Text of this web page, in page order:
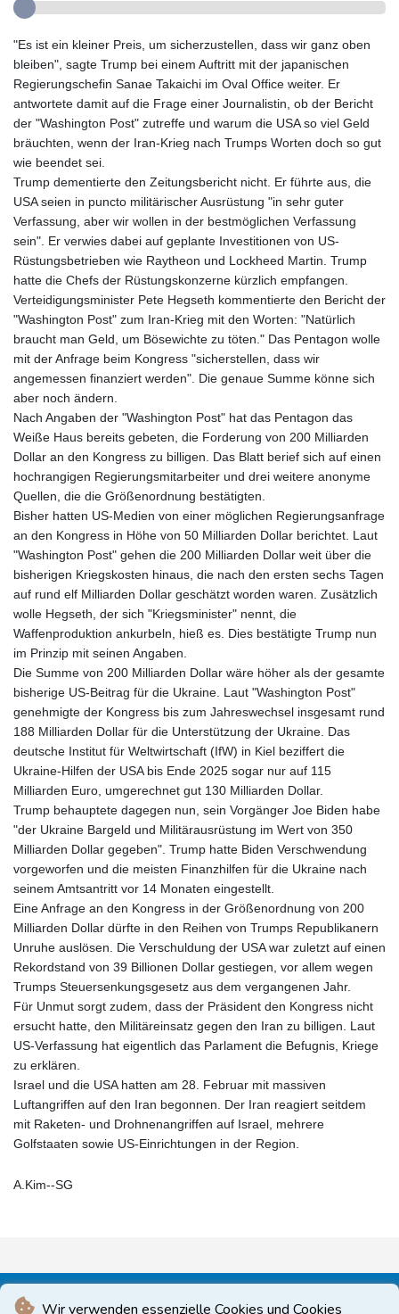
Wir verwenden essenzielle Cookies und Cookies
"Es ist ein kleiner Preis, um sicherzustellen, dass wir ganz oben
bleiben", sagte Trump bei einem Auftritt mit der japanischen
Regierungschefin Sanae Takaichi im Oval Office weiter. Er
antwortete damit auf die Frage einer Journalistin, ob der Bericht
der "Washington Post" zutreffe und warum die USA so viel Geld
bräuchten, wenn der Iran-Krieg nach Trumps Worten doch so gut
wie beendet sei.
Trump dementierte den Zeitungsbericht nicht. Er führte aus, die
USA seien in puncto militärischer Ausrüstung "in sehr guter
Verfassung, aber wir wollen in der bestmöglichen Verfassung
sein". Er verwies dabei auf geplante Investitionen von US-
Rüstungsbetrieben wie Raytheon und Lockheed Martin. Trump
hatte die Chefs der Rüstungskonzerne kürzlich empfangen.
Verteidigungsminister Pete Hegseth kommentierte den Bericht der
"Washington Post" zum Iran-Krieg mit den Worten: "Natürlich
braucht man Geld, um Bösewichte zu töten." Das Pentagon wolle
mit der Anfrage beim Kongress "sicherstellen, dass wir
angemessen finanziert werden". Die genaue Summe könne sich
aber noch ändern.
Nach Angaben der "Washington Post" hat das Pentagon das
Weiße Haus bereits gebeten, die Forderung von 200 Milliarden
Dollar an den Kongress zu billigen. Das Blatt berief sich auf einen
hochrangigen Regierungsmitarbeiter und drei weitere anonyme
Quellen, die die Größenordnung bestätigten.
Bisher hatten US-Medien von einer möglichen Regierungsanfrage
an den Kongress in Höhe von 50 Milliarden Dollar berichtet. Laut
"Washington Post" gehen die 200 Milliarden Dollar weit über die
bisherigen Kriegskosten hinaus, die nach den ersten sechs Tagen
auf rund elf Milliarden Dollar geschätzt worden waren. Zusätzlich
wolle Hegseth, der sich "Kriegsminister" nennt, die
Waffenproduktion ankurbeln, hieß es. Dies bestätigte Trump nun
im Prinzip mit seinen Angaben.
Die Summe von 200 Milliarden Dollar wäre höher als der gesamte
bisherige US-Beitrag für die Ukraine. Laut "Washington Post"
genehmigte der Kongress bis zum Jahreswechsel insgesamt rund
188 Milliarden Dollar für die Unterstützung der Ukraine. Das
deutsche Institut für Weltwirtschaft (IfW) in Kiel beziffert die
Ukraine-Hilfen der USA bis Ende 2025 sogar nur auf 115
Milliarden Euro, umgerechnet gut 130 Milliarden Dollar.
Trump behauptete dagegen nun, sein Vorgänger Joe Biden habe
"der Ukraine Bargeld und Militärausrüstung im Wert von 350
Milliarden Dollar gegeben". Trump hatte Biden Verschwendung
vorgeworfen und die meisten Finanzhilfen für die Ukraine nach
seinem Amtsantritt vor 14 Monaten eingestellt.
Eine Anfrage an den Kongress in der Größenordnung von 200
Milliarden Dollar dürfte in den Reihen von Trumps Republikanern
Unruhe auslösen. Die Verschuldung der USA war zuletzt auf einen
Rekordstand von 39 Billionen Dollar gestiegen, vor allem wegen
Trumps Steuersenkungsgesetz aus dem vergangenen Jahr.
Für Unmut sorgt zudem, dass der Präsident den Kongress nicht
ersucht hatte, den Militäreinsatz gegen den Iran zu billigen. Laut
US-Verfassung hat eigentlich das Parlament die Befugnis, Kriege
zu erklären.
Israel und die USA hatten am 28. Februar mit massiven
Luftangriffen auf den Iran begonnen. Der Iran reagiert seitdem
mit Raketen- und Drohnenangriffen auf Israel, mehrere
Golfstaaten sowie US-Einrichtungen in der Region.
A.Kim--SG